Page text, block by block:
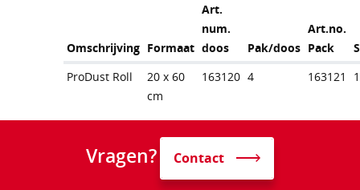
Omschrijving Formaat
Art.
num.
doos
Pak/doos
Art.no.
Pack
ProDust Roll
20 x 60
cm
163120 4 163121 1
Vragen? Contact